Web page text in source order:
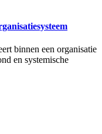
binnen een organisatie
en systemische